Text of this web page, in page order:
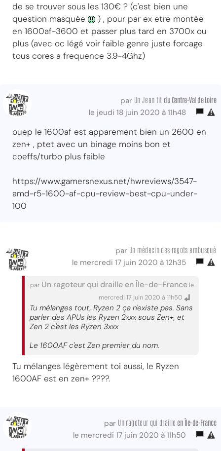
de se trouver sous les 130€ ? (c'est bien une
question masquée
) , pour par ex etre montée
en 1600af-3600 et passer plus tard en 3700x ou
plus (avec oc légé voir faible genre juste forcage
tous cores a frequence 3.9-4Ghz)
par Un Jean tit du Centre-Val de Loire
le jeudi 18 juin 2020 à 11h48
ouep le 1600af est apparement bien un 2600 en
zen+ , ptet avec un binage moins bon et
coeffs/turbo plus faible
https://www.gamersnexus.net/hwreviews/3547-
amd-r5-1600-af-cpu-review-best-cpu-under-
100
par Un médecin des ragots embusqué
le mercredi 17 juin 2020 à 12h35
par Un ragoteur qui draille en Île-de-France le
mercredi 17 juin 2020 à 11h50
Tu mélanges tout, Ryzen 2 ça n'existe pas. Sans
parler des APUs les Ryzen 2xxx sous Zen+, et
Zen 2 c'est les Ryzen 3xxx
Le 1600AF c'est Zen premier du nom.
Tu mélanges légèrement toi aussi, le Ryzen
1600AF est en zen+ ????.
par Un ragoteur qui draille en Île-de-France
le mercredi 17 juin 2020 à 11h50